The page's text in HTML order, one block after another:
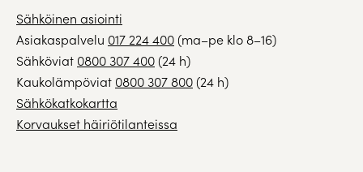
Sähköinen asiointi
Asiakaspalvelu 017 224 400(ma–pe klo 8–16)
Sähköviat 0800 307 400(24 h)
Kaukolämpöviat 0800 307 800(24 h)
Sähkökatkokartta
Korvaukset häiriötilanteissa